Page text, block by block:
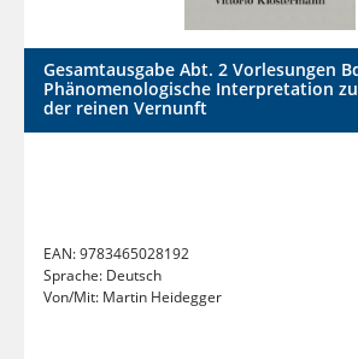
Gesamtausgabe Abt. 2 Vorlesungen
Phänomenologische Interpretation
der reinen Vernunft
EAN:9783465028192
Sprache: Deutsch
Von/Mit: Martin Heidegger